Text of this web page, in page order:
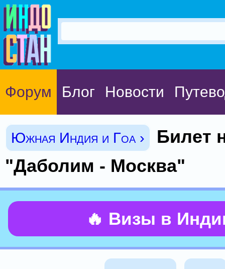
Форум Блог Новости
Южная Индия и Гоа ›
Билет
"Даболим - Москва"
🔥 Визы в